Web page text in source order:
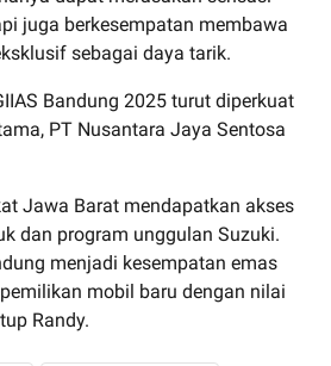
juga berkesempatan membawa
sebagai daya tarik.
Bandung 2025 turut diperkuat
PT Nusantara Jaya Sentosa
Jawa Barat mendapatkan akses
dan program unggulan Suzuki.
menjadi kesempatan emas
mobil baru dengan nilai
Randy.